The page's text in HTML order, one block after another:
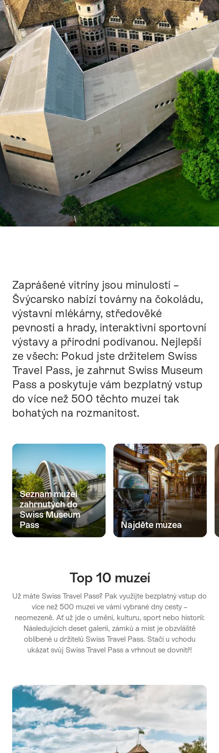
Intro
Zaprášené vitríny jsou minulostí –
Švýcarsko nabízí továrny na čokoládu,
výstavní mlékárny, středověké
pevnosti a hrady, interaktivní sportovní
výstavy a přírodní podívanou. Nejlepší
ze všech: Pokud jste držitelem Swiss
Travel Pass, je zahrnut Swiss Museum
Pass a poskytuje vám bezplatný vstup
do více než 500 těchto muzeí tak
bohatých na rozmanitost.
Seznam muzeí
zahrnutých do
Swiss Museum
Pass
Najděte muzea
Top 10 muzeí
Už máte Swiss Travel Pass? Pak využijte bezplatný vstup do
více než 500 muzeí ve vámi vybrané dny cesty –
neomezeně. Ať už jde o umění, kulturu, sport nebo historii:
Následujících deset galerií, zámků a míst je obzvláště
oblíbené u držitelů Swiss Travel Pass. Stačí u vchodu
ukázat svůj Swiss Travel Pass a vrhnout se dovnitř!